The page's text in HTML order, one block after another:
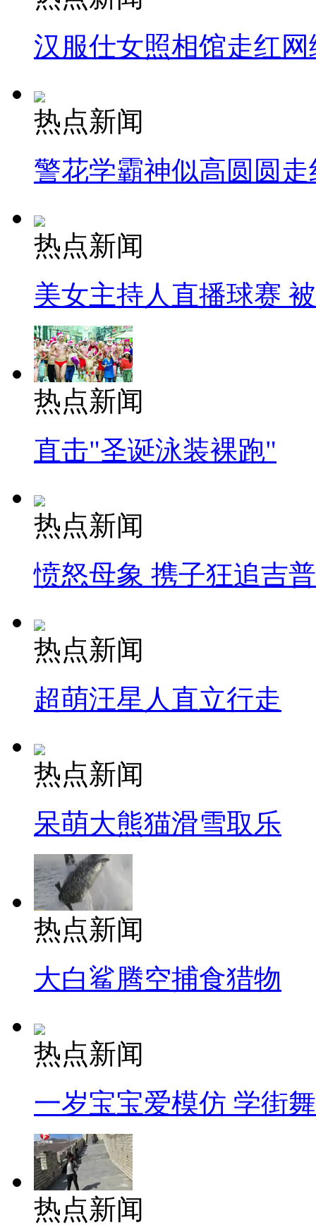
汉服仕女照相馆走红网
热点新闻
警花学霸神似高圆圆走
热点新闻
美女主持人直播球赛
热点新闻
直击"圣诞泳装裸跑"
热点新闻
愤怒母象 携子狂追吉
热点新闻
超萌汪星人直立行走
热点新闻
呆萌大熊猫滑雪取乐
热点新闻
大白鲨腾空捕食猎物
热点新闻
一岁宝宝爱模仿 学街
热点新闻